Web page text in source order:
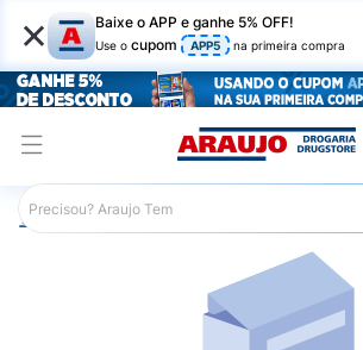
× Baixe o APP e ganhe 5% OFF!
Use o cupom APP5 na primeira compra
Araujo Medicamentos Remédios